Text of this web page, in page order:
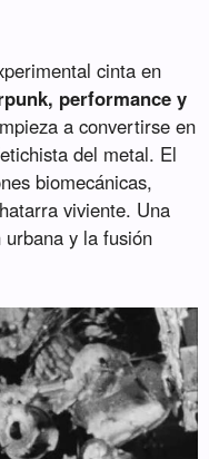
cinta en
performance y
a convertirse en
del metal. El
biomecánicas,
viviente. Una
y la fusión